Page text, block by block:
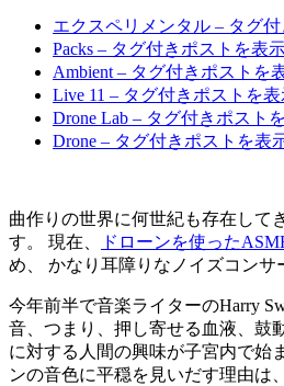
エクスペリメンタル – タグ
Packs – タグ付きポストを表
Ambient– タグ付きポストを
Live 11 – タグ付きポストを表
Drone Lab – タグ付きポスト
Drone – タグ付きポストを表
曲作りの世界に何世紀も存在して
す。 現在、
ドローンを使った
め、 かなり耳障りなノイズコンサ
今年前半で音楽ライターのHarry
音、つまり、押し寄せる血液、鼓
に対する人間の興味が子宮内で始
ンの音色に平穏を見いだす理由は